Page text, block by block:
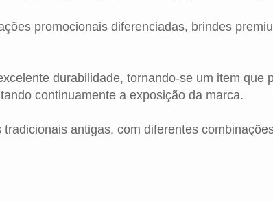
promocionais diferenciadas, brindes
durabilidade, tornando-se um item que
continuamente a exposição da marca.
antigas, com diferentes